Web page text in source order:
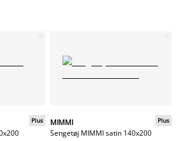
Plus
MIMMI
Sengetøj MIMMI satin 140x200
Plus